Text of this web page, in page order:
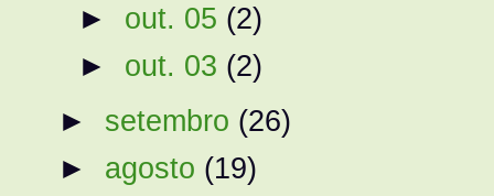
► out. 05 (2)
► out. 03 (2)
► setembro (26)
► agosto (19)